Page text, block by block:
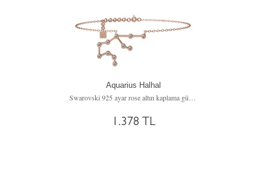
Aquarius Halhal
1.378 TL